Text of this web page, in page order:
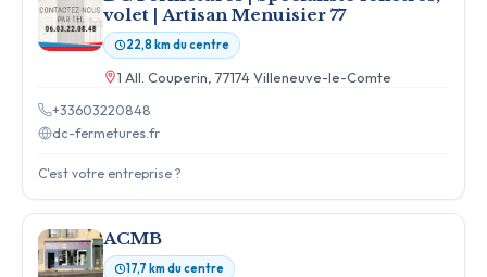
volet | Artisan Menuisier 77
22,8 km du centre
1 All. Couperin, 77174 Villeneuve-le-Comte
+33603220848
dc-fermetures.fr
C'est votre entreprise ?
ACMB
17,7 km du centre